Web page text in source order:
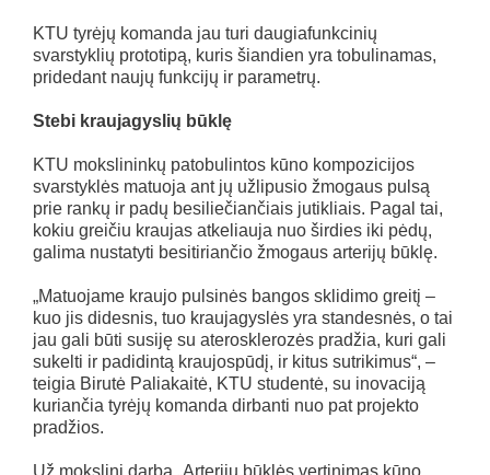
KTU tyrėjų komanda jau turi daugiafunkcinių
svarstyklių prototipą, kuris šiandien yra tobulinamas,
pridedant naujų funkcijų ir parametrų.
Stebi kraujagyslių būklę
KTU mokslininkų patobulintos kūno kompozicijos
svarstyklės matuoja ant jų užlipusio žmogaus pulsą
prie rankų ir padų besiliečiančiais jutikliais. Pagal tai,
kokiu greičiu kraujas atkeliauja nuo širdies iki pėdų,
galima nustatyti besitiriančio žmogaus arterijų būklę.
„Matuojame kraujo pulsinės bangos sklidimo greitį –
kuo jis didesnis, tuo kraujagyslės yra standesnės, o tai
jau gali būti susiję su aterosklerozės pradžia, kuri gali
sukelti ir padidintą kraujospūdį, ir kitus sutrikimus“, –
teigia Birutė Paliakaitė, KTU studentė, su inovaciją
kuriančia tyrėjų komanda dirbanti nuo pat projekto
pradžios.
Už mokslinį darbą „Arterijų būklės vertinimas kūno